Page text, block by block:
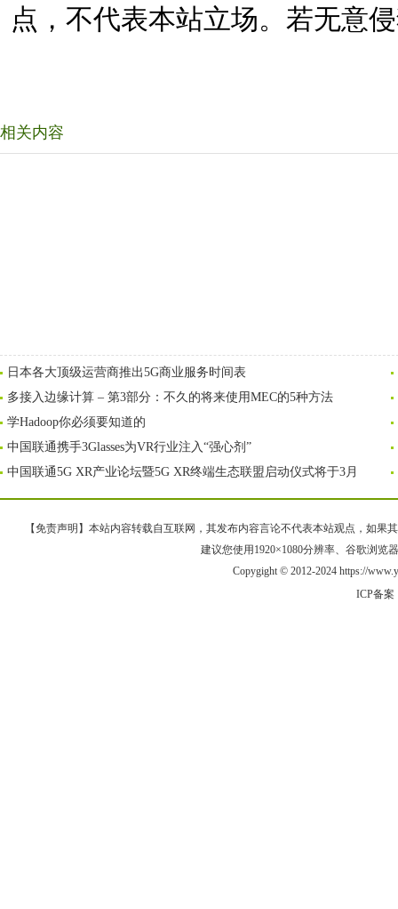
点，不代表本站立场。若无意
相关内容
日本各大顶级运营商推出5G商业服务时间表
多接入边缘计算 – 第3部分：不久的将来使用MEC的5种方法
学Hadoop你必须要知道的
中国联通携手3Glasses为VR行业注入“强心剂”
中国联通5G XR产业论坛暨5G XR终端生态联盟启动仪式将于3月
【免责声明】本站内容转载自互联网，其发布内容言论不代表本站观点，如果
建议您使用1920×1080分辨率、谷歌浏览
Copygight © 2012-2024 https://
ICP备案